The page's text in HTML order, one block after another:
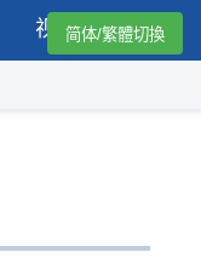
视频简体/繁體切換